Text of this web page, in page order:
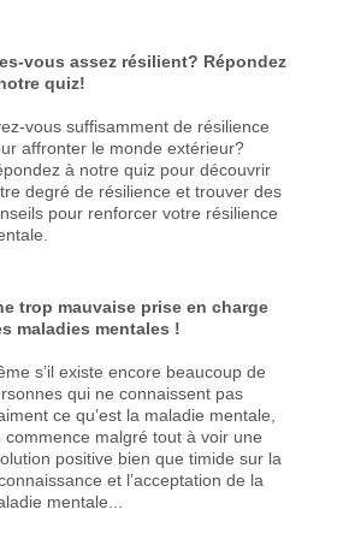
vous assez résilient? Répondez
quiz!
vous suffisamment de résilience
affronter le monde extérieur?
à notre quiz pour découvrir
degré de résilience et trouver des
pour renforcer votre résilience
trop mauvaise prise en charge
maladies mentales !
s’il existe encore beaucoup de
qui ne connaissent pas
ce qu’est la maladie mentale,
commence malgré tout à voir une
positive bien que timide sur la
et l’acceptation de la
mentale...